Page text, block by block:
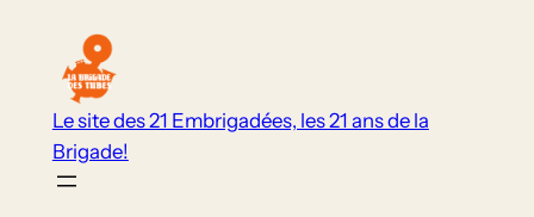
contenu
Le site des 21 Embrigadées, les 21 ans de la
Brigade!